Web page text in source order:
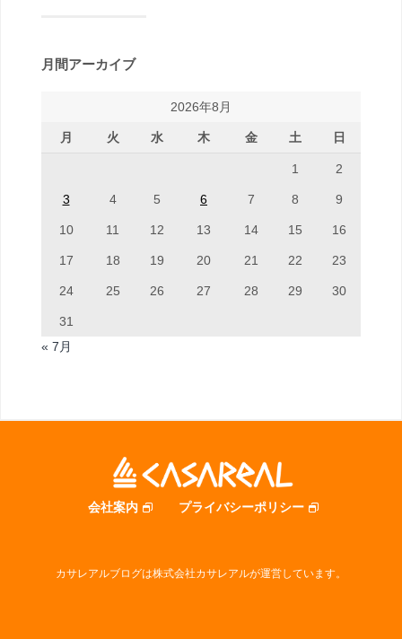
月間アーカイブ
2026年8月
月 火 水 木 金 土 日
1 2
3 4 5 6 7 8 9
10 11 12 13 14 15 16
17 18 19 20 21 22 23
24 25 26 27 28 29 30
31
« 7月
会社案内 プライバシーポリシー
カサレアルブログは株式会社カサレアルが運営しています。